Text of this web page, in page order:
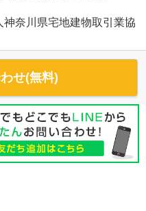
神奈川県宅地建物取引業協
せ(無料)